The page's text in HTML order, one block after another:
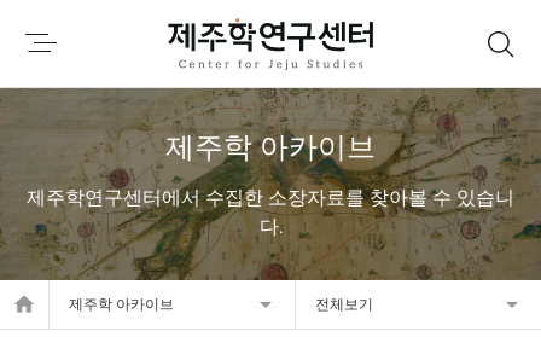
제주학 아카이브
제주학연구센터에서 수집한 소장자료를 찾아볼 수 있습니
다.
home 제주학 아카이브 전체보기